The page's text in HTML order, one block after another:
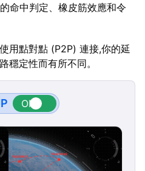
命中判定、橡皮筋效應和令
用點對點 (P2P) 連接,你的延
穩定性而有所不同。